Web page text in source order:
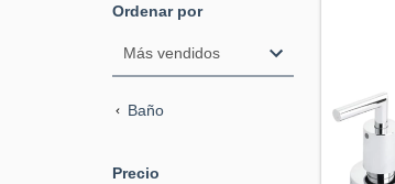
Ordenar por
Baño
Precio